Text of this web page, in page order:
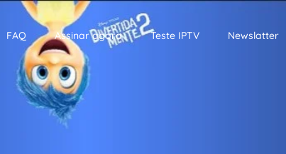
FAQ Assinar agora Teste IPTV Newslatter